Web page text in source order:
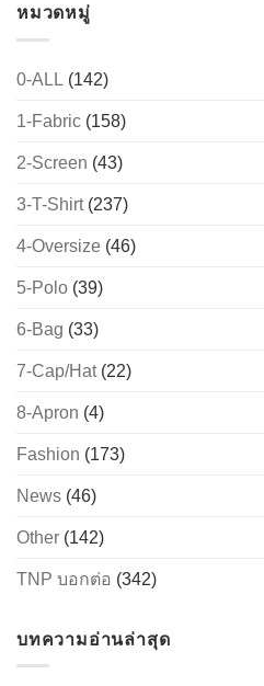
หมวดหมู่
0-ALL (142)
1-Fabric (158)
2-Screen (43)
3-T-Shirt(237)
4-Oversize (46)
5-Polo (39)
6-Bag (33)
7-Cap/Hat(22)
8-Apron (4)
Fashion (173)
News (46)
Other (142)
TNP บอกต่อ (342)
บทความอ่านล่าสุด